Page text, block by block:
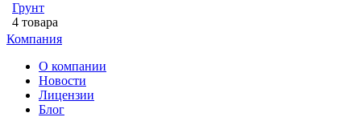
Грунт
4 товара
Компания
О компании
Новости
Лицензии
Блог